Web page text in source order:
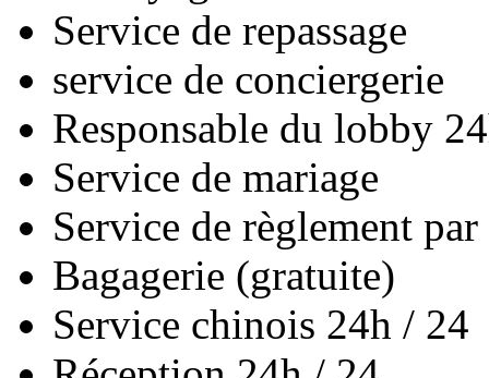
Service de repassage
service de conciergerie
Responsable du lobby
Service de mariage
Service de règlement
Bagagerie (gratuite)
Service chinois 24h / 24